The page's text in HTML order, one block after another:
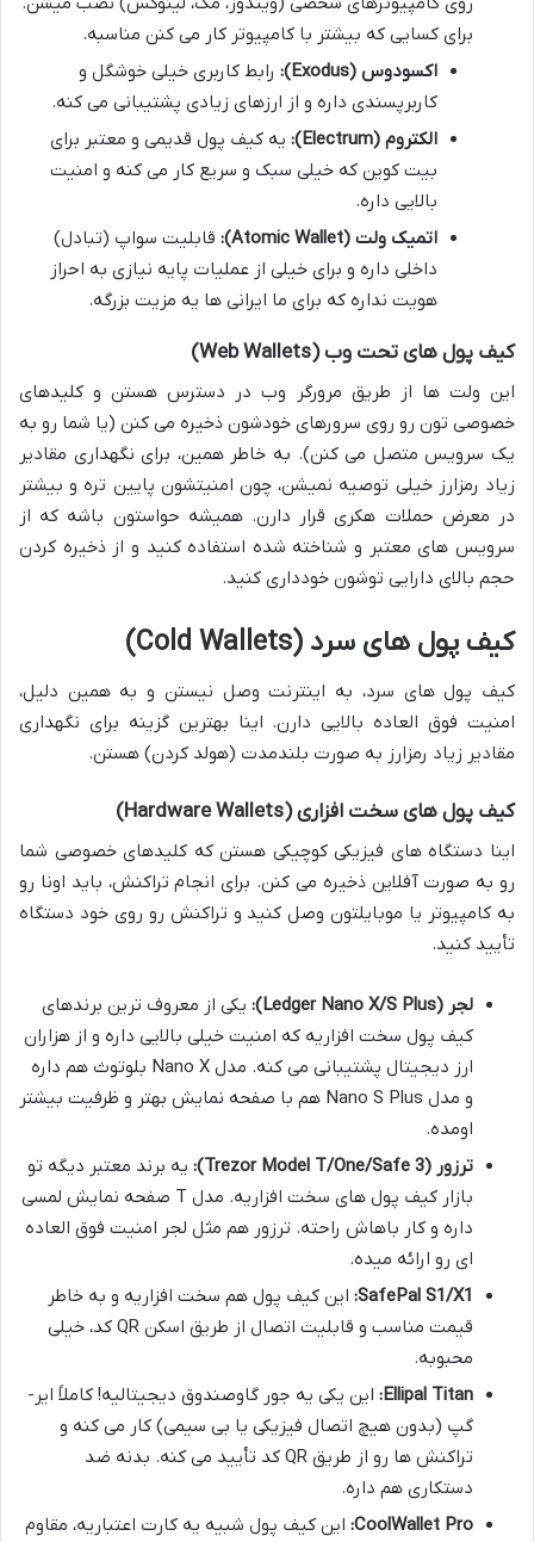
برای کسایی که بیشتر با کامپیوتر کار می کنن مناسبه.
اکسودوس (Exodus):
رابط کاربری خیلی خوشگل و
کاربرپسندی داره و از ارزهای زیادی پشتیبانی می کنه.
الکتروم (Electrum):
یه کیف پول قدیمی و معتبر برای
بیت کوین که خیلی سبک و سریع کار می کنه و امنیت
بالایی داره.
اتمیک ولت (Atomic Wallet):
قابلیت سواپ (تبادل)
داخلی داره و برای خیلی از عملیات پایه نیازی به احراز
هویت نداره که برای ما ایرانی ها یه مزیت بزرگه.
کیف پول های تحت وب (Web Wallets)
این ولت ها از طریق مرورگر وب در دسترس هستن و کلیدهای
خصوصی تون رو روی سرورهای خودشون ذخیره می کنن (یا شما رو به
یک سرویس متصل می کنن). به خاطر همین، برای نگهداری مقادیر
زیاد رمزارز خیلی توصیه نمیشن، چون امنیتشون پایین تره و بیشتر
در معرض حملات هکری قرار دارن. همیشه حواستون باشه که از
سرویس های معتبر و شناخته شده استفاده کنید و از ذخیره کردن
حجم بالای دارایی توشون خودداری کنید.
کیف پول های سرد (Cold Wallets)
کیف پول های سرد، به اینترنت وصل نیستن و به همین دلیل،
امنیت فوق العاده بالایی دارن. اینا بهترین گزینه برای نگهداری
مقادیر زیاد رمزارز به صورت بلندمدت (هولد کردن) هستن.
کیف پول های سخت افزاری (Hardware Wallets)
اینا دستگاه های فیزیکی کوچیکی هستن که کلیدهای خصوصی شما
رو به صورت آفلاین ذخیره می کنن. برای انجام تراکنش، باید اونا رو
به کامپیوتر یا موبایلتون وصل کنید و تراکنش رو روی خود دستگاه
تأیید کنید.
لجر (Ledger Nano X/S Plus):
یکی از معروف ترین برندهای
کیف پول سخت افزاریه که امنیت خیلی بالایی داره و از هزاران
ارز دیجیتال پشتیبانی می کنه. مدل Nano X بلوتوث هم داره
و مدل Nano S Plus هم با صفحه نمایش بهتر و ظرفیت بیشتر
اومده.
ترزور (Trezor Model T/One/Safe 3):
یه برند معتبر دیگه تو
بازار کیف پول های سخت افزاریه. مدل T صفحه نمایش لمسی
داره و کار باهاش راحته. ترزور هم مثل لجر امنیت فوق العاده
ای رو ارائه میده.
SafePal S1/X1: این کیف پول هم سخت افزاریه و به خاطر
قیمت مناسب و قابلیت اتصال از طریق اسکن QR کد، خیلی
محبوبه.
Ellipal Titan: این یکی یه جور گاوصندوق دیجیتالیه! کاملاً ایر-
گپ (بدون هیچ اتصال فیزیکی یا بی سیمی) کار می کنه و
تراکنش ها رو از طریق QR کد تأیید می کنه. بدنه ضد
دستکاری هم داره.
CoolWallet Pro: این کیف پول شبیه یه کارت اعتباریه، مقاوم